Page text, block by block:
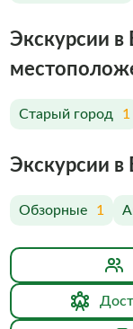
Экскурсии в
Старый город 1
Экскурсии в
Обзорные 1